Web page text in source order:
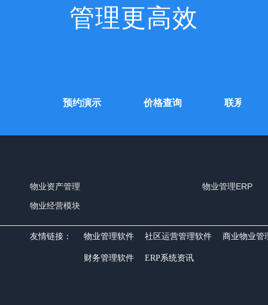
管理更高效
预约演示 价格查询 联系我们
物业资产管理
物业管理ERP
物业经营模块
友情链接： 物业管理软件 社区运营管理软件 商业物业管
财务管理软件 ERP系统资讯